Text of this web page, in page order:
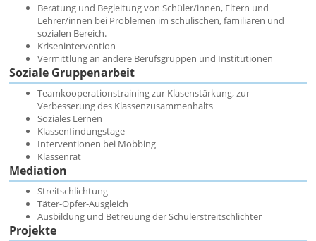
Beratung und Begleitung von Schüler/innen, Eltern und
Lehrer/innen bei Problemen im schulischen, familiären und
sozialen Bereich.
Krisenintervention
Vermittlung an andere Berufsgruppen und Institutionen
Soziale Gruppenarbeit
Teamkooperationstraining zur Klasenstärkung, zur
Verbesserung des Klassenzusammenhalts
Soziales Lernen
Klassenfindungstage
Interventionen bei Mobbing
Klassenrat
Mediation
Streitschlichtung
Täter-Opfer-Ausgleich
Ausbildung und Betreuung der Schülerstreitschlichter
Projekte